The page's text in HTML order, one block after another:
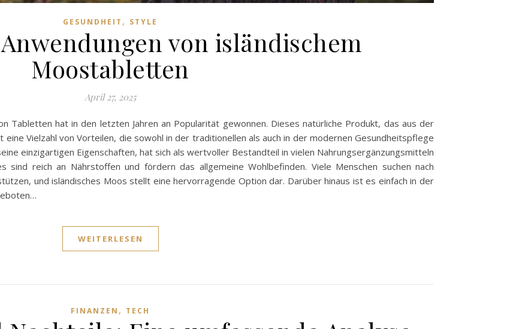
GESUNDHEIT , STYLE
von isländischem
Moostabletten
April 27, 2025
Tabletten hat in den letzten Jahren an Popularität gewonnen. Dieses natürliche Produkt, das aus der
Vielzahl von Vorteilen, die sowohl in der traditionellen als auch in der modernen Gesundheitspflege
einzigartigen Eigenschaften, hat sich als wertvoller Bestandteil in vielen Nahrungsergänzungsmitteln
reich an Nährstoffen und fördern das allgemeine Wohlbefinden. Viele Menschen suchen nach
und isländisches Moos stellt eine hervorragende Option dar. Darüber hinaus ist es einfach in der
WEITERLESEN
FINANZEN , TECH